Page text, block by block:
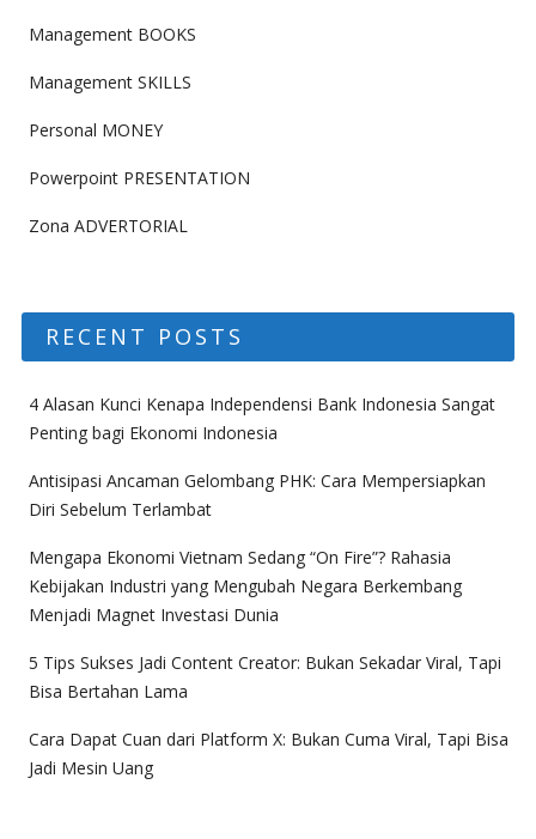
Management BOOKS
Management SKILLS
Personal MONEY
Powerpoint PRESENTATION
Zona ADVERTORIAL
RECENT POSTS
4 Alasan Kunci Kenapa Independensi Bank Indonesia Sangat
Penting bagi Ekonomi Indonesia
Antisipasi Ancaman Gelombang PHK: Cara Mempersiapkan
Diri Sebelum Terlambat
Mengapa Ekonomi Vietnam Sedang “On Fire”? Rahasia
Kebijakan Industri yang Mengubah Negara Berkembang
Menjadi Magnet Investasi Dunia
5 Tips Sukses Jadi Content Creator: Bukan Sekadar Viral, Tapi
Bisa Bertahan Lama
Cara Dapat Cuan dari Platform X: Bukan Cuma Viral, Tapi Bisa
Jadi Mesin Uang